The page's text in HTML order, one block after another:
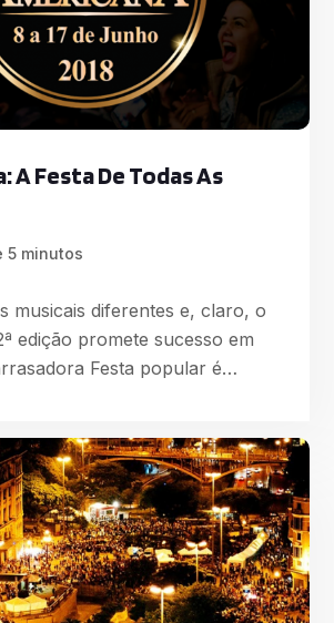
A Festa De Todas As
5 minutos
musicais diferentes e, claro, o
edição promete sucesso em
Festa popular é
gostos musicais distintos!
mesmo propósito: se divertir
e a tradição sertaneja! É
‘a diferença’ e traz